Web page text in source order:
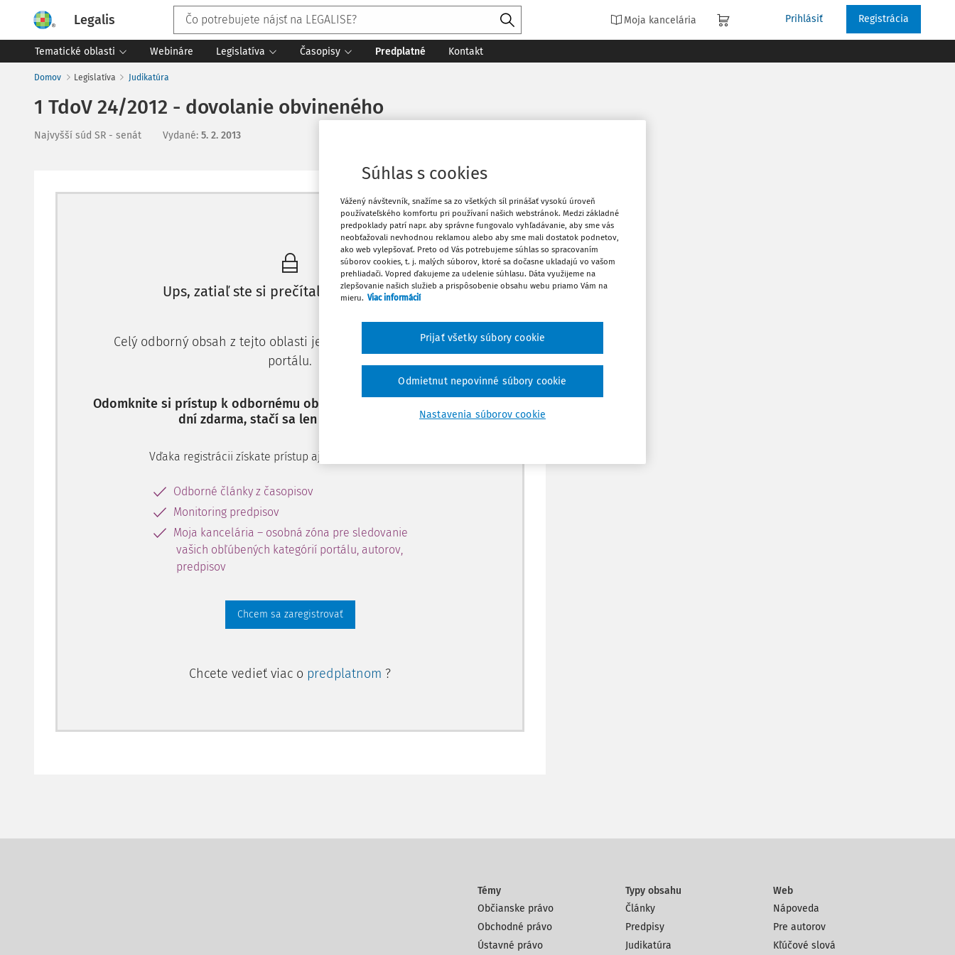
Legalis Moja kancelária Prihlásiť Registrácia
Tematické oblasti Webináre Legislatíva Časopisy Predplatné Kontakt
Domov Legislatíva Judikatúra
1 TdoV 24/2012 - dovolanie obvineného
Najvyšší súd SR - senát Vydané: 5. 2. 2013
Máte predplatné? Prihláste sa
Ups, zatiaľ ste si prečítali len začiatok...
Celý odborný obsah z tejto oblasti je dostupný predplatiteľom
portálu.
Odomknite si prístup k odbornému obsahu a získajte prístup na 10
dní zdarma, stačí sa len zaregistrovať.
Vďaka registrácii získate prístup aj k vybranému obsahu:
Odborné články z časopisov
Monitoring predpisov
Moja kancelária – osobná zóna pre sledovanie
vašich obľúbených kategórií portálu, autorov,
predpisov
Chcem sa zaregistrovať
Chcete vedieť viac o predplatnom ?
Vytlačiť
Obľúbené
Stiahnuť
Témy
Občianske právo
Obchodné právo
Ústavné právo
Typy obsahu
Články
Predpisy
Judikatúra
Web
Nápoveda
Pre autorov
Kľúčové slová
Súhlas s cookies
Vážený návštevník, snažíme sa zo všetkých síl prinášať vysokú úroveň
používateľského komfortu pri používaní našich webstránok. Medzi základné
predpoklady patrí napr. aby správne fungovalo vyhľadávanie, aby sme vás
neobťažovali nevhodnou reklamou alebo aby sme mali dostatok podnetov,
ako web vylepšovať. Preto od Vás potrebujeme súhlas so spracovaním
súborov cookies, t. j. malých súborov, ktoré sa dočasne ukladajú vo vašom
prehliadači. Vopred ďakujeme za udelenie súhlasu. Dáta využijeme na
zlepšovanie našich služieb a prispôsobenie obsahu webu priamo Vám na
mieru. Viac informácií
Nastavenia súborov cookie
Odmietnut nepovinné súbory cookie
Prijať všetky súbory cookie